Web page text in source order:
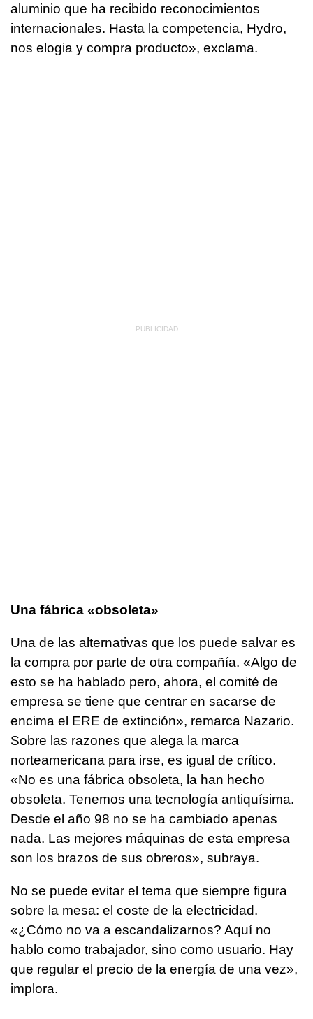
aluminio que ha recibido reconocimientos
internacionales. Hasta la competencia, Hydro,
nos elogia y compra producto», exclama.
Una fábrica «obsoleta»
Una de las alternativas que los puede salvar es
la compra por parte de otra compañía. «Algo de
esto se ha hablado pero, ahora, el comité de
empresa se tiene que centrar en sacarse de
encima el ERE de extinción», remarca Nazario.
Sobre las razones que alega la marca
norteamericana para irse, es igual de crítico.
«No es una fábrica obsoleta, la han hecho
obsoleta. Tenemos una tecnología antiquísima.
Desde el año 98 no se ha cambiado apenas
nada. Las mejores máquinas de esta empresa
son los brazos de sus obreros», subraya.
No se puede evitar el tema que siempre figura
sobre la mesa: el coste de la electricidad.
«¿Cómo no va a escandalizarnos? Aquí no
hablo como trabajador, sino como usuario. Hay
que regular el precio de la energía de una vez»,
implora.